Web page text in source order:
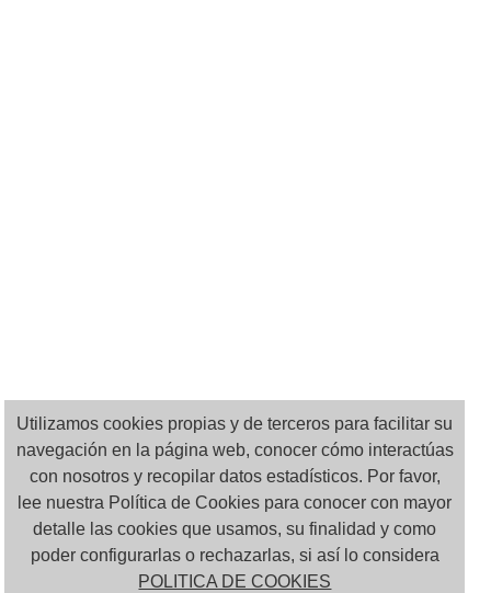
Utilizamos cookies propias y de terceros para facilitar su
navegación en la página web, conocer cómo interactúas
con nosotros y recopilar datos estadísticos. Por favor,
lee nuestra Política de Cookies para conocer con mayor
detalle las cookies que usamos, su finalidad y como
poder configurarlas o rechazarlas, si así lo considera
POLITICA DE COOKIES